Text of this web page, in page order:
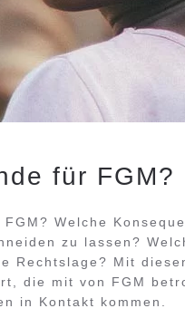
für FGM?
Welche
zu lassen?
Rechtslage? Mit
die mit von FGM
in Kontakt kommen.